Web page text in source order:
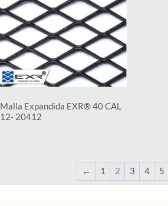
Malla Expandida EXR® 40 CAL
12- 20412
← 1 2 3 4 5